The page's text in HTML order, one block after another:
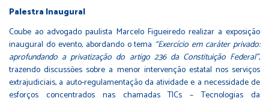
Palestra Inaugural
Coube ao advogado paulista Marcelo Figueiredo realizar a exposição
inaugural do evento, abordando o tema “Exercício em caráter privado:
aprofundando a privatização do artigo 236 da Constituição Federal”,
trazendo discussões sobre a menor intervenção estatal nos serviços
extrajudiciais, a auto-regulamentação da atividade e a necessidade de
esforços concentrados nas chamadas TICs – Tecnologias da